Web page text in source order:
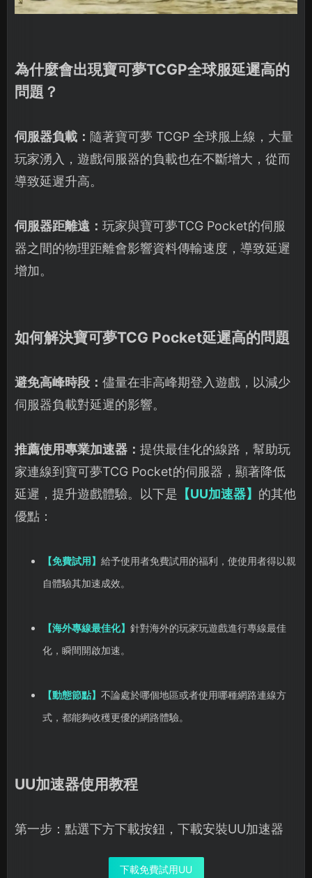
為什麼會出現寶可夢TCGP全球服延遲高的
問題？
伺服器負載： 隨著寶可夢 TCGP 全球服上線，大量
玩家湧入，遊戲伺服器的負載也在不斷增大，從而
導致延遲升高。
伺服器距離遠： 玩家與寶可夢TCG Pocket的伺服
器之間的物理距離會影響資料傳輸速度，導致延遲
增加。
如何解決寶可夢TCG Pocket延遲高的問題
避免高峰時段： 儘量在非高峰期登入遊戲，以減少
伺服器負載對延遲的影響。
推薦使用專業加速器： 提供最佳化的線路，幫助玩
家連線到寶可夢TCG Pocket的伺服器，顯著降低
延遲，提升遊戲體驗。以下是 【UU加速器】 的其他
優點：
【免費試用】 給予使用者免費試用的福利，使使用者得以親
自體驗其加速成效。
【海外專線最佳化】 針對海外的玩家玩遊戲進行專線最佳
化，瞬間開啟加速。
【動態節點】 不論處於哪個地區或者使用哪種網路連線方
式，都能夠收穫更優的網路體驗。
UU加速器使用教程
第一步：點選下方下載按鈕，下載安裝UU加速器
下載免費試用UU